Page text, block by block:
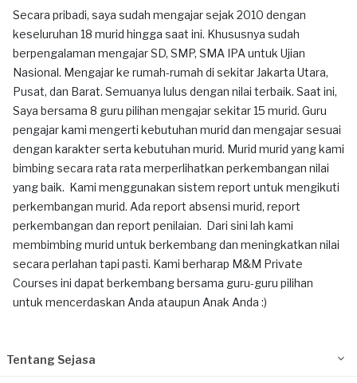
Secara pribadi, saya sudah mengajar sejak 2010 dengan
keseluruhan 18 murid hingga saat ini. Khususnya sudah
berpengalaman mengajar SD, SMP, SMA IPA untuk Ujian
Nasional. Mengajar ke rumah-rumah di sekitar Jakarta Utara,
Pusat, dan Barat. Semuanya lulus dengan nilai terbaik. Saat ini,
Saya bersama 8 guru pilihan mengajar sekitar 15 murid. Guru
pengajar kami mengerti kebutuhan murid dan mengajar sesuai
dengan karakter serta kebutuhan murid. Murid murid yang kami
bimbing secara rata rata merperlihatkan perkembangan nilai
yang baik. Kami menggunakan sistem report untuk mengikuti
perkembangan murid. Ada report absensi murid, report
perkembangan dan report penilaian. Dari sini lah kami
membimbing murid untuk berkembang dan meningkatkan nilai
secara perlahan tapi pasti. Kami berharap M&M Private
Courses ini dapat berkembang bersama guru-guru pilihan
untuk mencerdaskan Anda ataupun Anak Anda :)
Tentang Sejasa